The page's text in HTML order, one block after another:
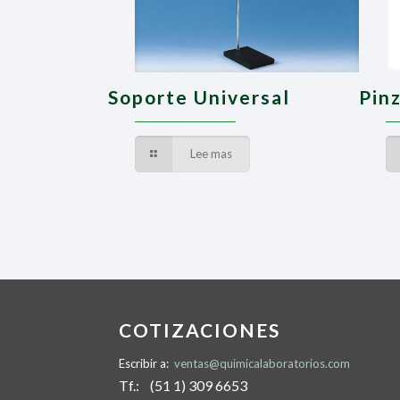
Soporte Universal
Lee mas
COTIZACIONES
Escribir a: ventas@quimicalaboratorios.com
Tf.: (51 1) 309 6653